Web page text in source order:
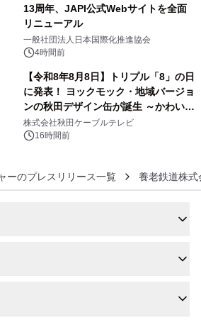
13周年、JAPI公式Webサイトを全面
リニューアル
一般社団法人日本国際化推進協会
4時間前
【令和8年8月8日】トリプル「8」の日
に発表！ ヨックモック・地域バージョ
ンの秋田デザイン缶が誕生 ～かわいい
秋田犬の子犬と秋田の四季と名所を巡
るパッケージ～ 9月1日(火)秋田県内で
株式会社秋田ケーブルテレビ
16時間前
ーのプレスリリース一覧 養老鉄道株式